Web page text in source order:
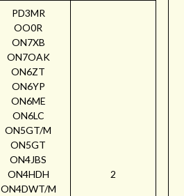
PD3MR
OO0R
ON7XB
ON7OAK
ON6ZT
ON6YP
ON6ME
ON6LC
ON5GT/M
ON5GT
ON4JBS
ON4HDH
ON4DWT/M
2